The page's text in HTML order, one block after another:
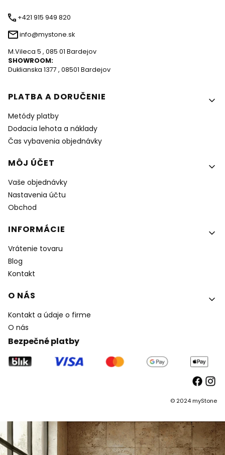
+421 915 949 820
info@mystone.sk
M.Vileca 5 , 085 01 Bardejov
SHOWROOM:
Duklianska 1377 , 08501 Bardejov
Ponuka v pätičke
PLATBA A DORUČENIE
Metódy platby
Dodacia lehota a náklady
Čas vybavenia objednávky
MÔJ ÚČET
Vaše objednávky
Nastavenia účtu
Obchod
INFORMÁCIE
Vrátenie tovaru
Blog
Kontakt
O NÁS
Kontakt a údaje o firme
O nás
Bezpečné platby
© 2024 myStone